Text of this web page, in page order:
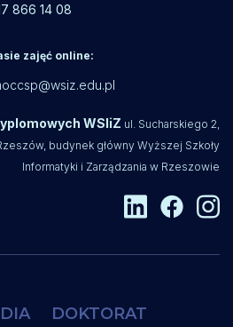
866 14 08
zajęć online:
WSIiZ ul. Sucharskiego 2,
budynek główny Wyższej Szkoły
Informatyki i Zarządzania w Rzeszowie
DOKTORAT